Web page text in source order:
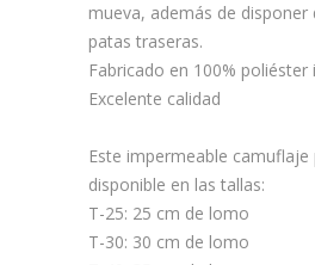
mueva, además de disponer
patas traseras.
Fabricado en 100% poliéster
Excelente calidad
Este impermeable
disponible en las tallas:
T-25: 25 cm de lomo
T-30: 30 cm de lomo